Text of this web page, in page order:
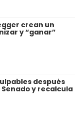
crean un
y “ganar”
después
y recalcula